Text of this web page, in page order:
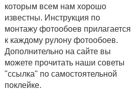
которым всем нам хорошо
известны. Инструкция по
монтажу фотообоев прилагается
к каждому рулону фотообоев.
Дополнительно на сайте вы
можете прочитать наши советы
"ссылка" по самостоятельной
поклейке.